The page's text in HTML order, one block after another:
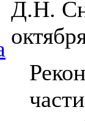
Д.Н.